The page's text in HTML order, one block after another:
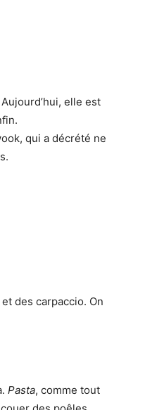
elle est
qui a décrété ne
des carpaccio. On
Pasta, comme tout